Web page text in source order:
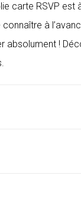
carte RSVP est
à
absolument !
.